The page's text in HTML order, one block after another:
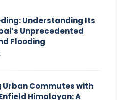
Understanding Its
Unprecedented
Flooding
Urban Commutes with
Himalayan: A